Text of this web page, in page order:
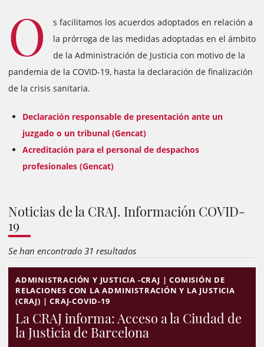
O
s facilitamos los acuerdos adoptados en relación a
la prórroga de las medidas adoptadas en el ámbito
de la Administración de Justicia con motivo de la
pandemia de la COVID-19, hasta la declaración de finalización
de la crisis sanitaria.
Declaración responsable de presentación ante un
juzgado o un tribunal (Gencat)
Acreditación para el personal de despachos
profesionales (Gencat)
Noticias de la CRAJ. Información COVID-
19
Se han encontrado 31 resultados
ADMINISTRACIÓN Y JUSTICIA -CRAJ | COMISIÓN DE
RELACIONES CON LA ADMINISTRACIÓN Y LA JUSTICIA
(CRAJ) | CRAJ-COVID-19
La CRAJ informa: Acceso a la Ciudad de
la Justicia de Barcelona